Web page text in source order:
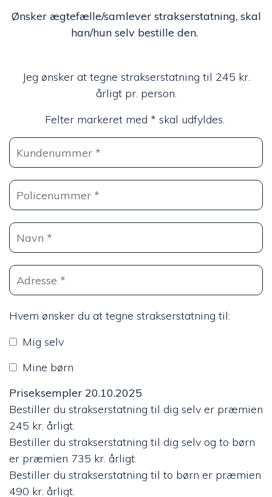
Ønsker ægtefælle/samlever strakserstatning, skal
han/hun selv bestille den.
Jeg ønsker at tegne strakserstatning til 245 kr.
årligt pr. person.
Felter markeret med * skal udfyldes.
Hvem ønsker du at tegne strakserstatning til:
Mig selv
Mine børn
Priseksempler 20.10.2025
Bestiller du strakserstatning til dig selv er præmien
245 kr. årligt.
Bestiller du strakserstatning til dig selv og to børn
er præmien 735 kr. årligt.
Bestiller du strakserstatning til to børn er præmien
490 kr. årligt.